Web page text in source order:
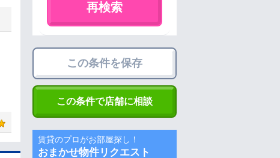
再検索
この条件を保存
この条件で店舗に相談
賃貸のプロがお部屋探し！
おまかせ物件リクエスト